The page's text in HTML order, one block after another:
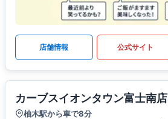
店舗情報 公式サイト
カーブスイオンタウン富士南店
柚木駅から車で8分